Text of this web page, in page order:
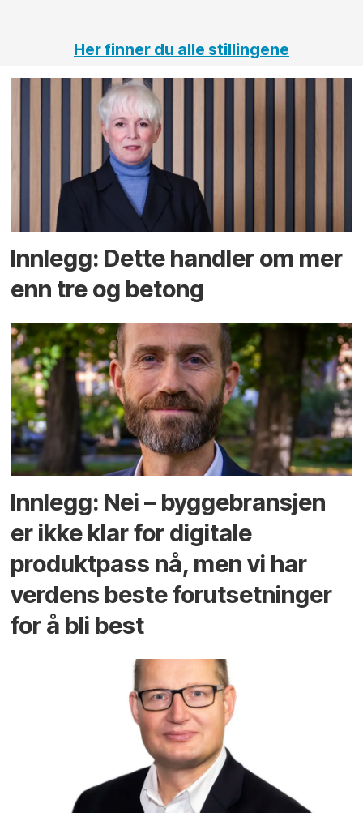
Her finner du alle stillingene
Innlegg: Dette handler om mer
enn tre og betong
Innlegg: Nei – byggebransjen
er ikke klar for digitale
produktpass nå, men vi har
verdens beste forutsetninger
for å bli best